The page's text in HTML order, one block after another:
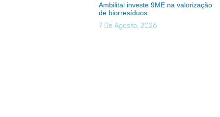
Ambilital investe 9ME na valorização
de biorresíduos
7 De Agosto, 2026